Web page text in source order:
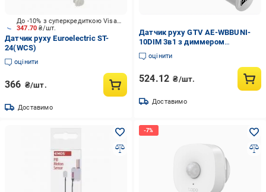
347.70₴/шт.
До -10% з суперкредиткою Visa Вигода
Датчик руху Euroelectric ST-
24(WCS)
оцінити
366 ₴/шт.
Доставимо
Датчик руху GTV AE-WBBUNI-
10DIM 3в1 з диммером
універсальний Білий (5119)
оцінити
524.12 ₴/шт.
Доставимо